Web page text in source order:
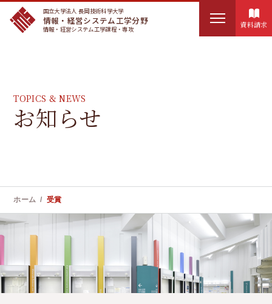
国立大学法人 長岡技術科学大学
情報・経営システム工学分野
情報・経営システム工学課程・専攻
講座概要
教員紹介
索
:
資料請求
TOPICS & NEWS
お知らせ
ホーム 受賞